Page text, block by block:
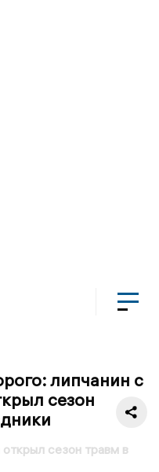
липчанин с
сезон
сезон травм в